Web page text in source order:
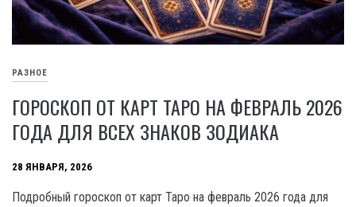
РАЗНОЕ
ГОРОСКОП ОТ КАРТ ТАРО НА ФЕВРАЛЬ 2026
ГОДА ДЛЯ ВСЕХ ЗНАКОВ ЗОДИАКА
28 ЯНВАРЯ, 2026
Подробный гороскоп от карт Таро на февраль 2026 года для